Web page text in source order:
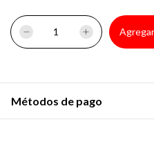
Métodos de pago